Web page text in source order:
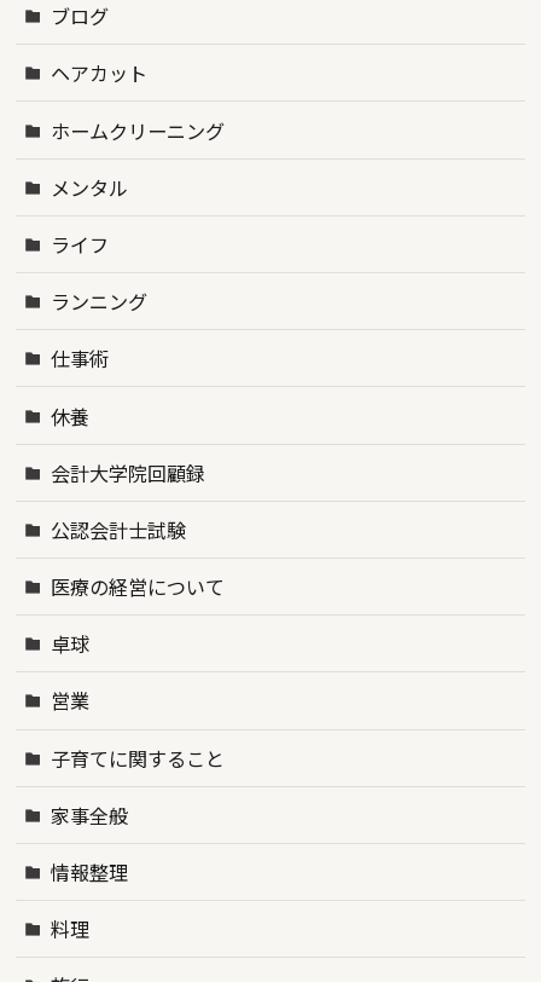
ブログ
ヘアカット
ホームクリーニング
メンタル
ライフ
ランニング
仕事術
休養
会計大学院回顧録
公認会計士試験
医療の経営について
卓球
営業
子育てに関すること
家事全般
情報整理
料理